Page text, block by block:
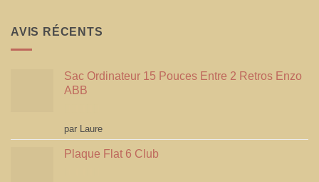
AVIS RÉCENTS
Sac Ordinateur 15 Pouces Entre 2 Retros Enzo
ABB
Note5sur 5
par Laure
Plaque Flat 6 Club